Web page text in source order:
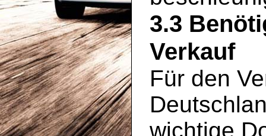
3.3
Verkauf
Für den
wichtige